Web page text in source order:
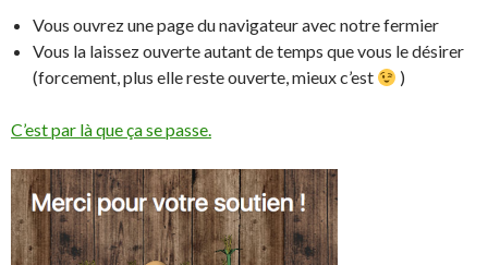
Vous ouvrez une page du navigateur avec notre fermier
Vous la laissez ouverte autant de temps que vous le désirer
(forcement, plus elle reste ouverte, mieux c’est
)
C’est par là que ça se passe.